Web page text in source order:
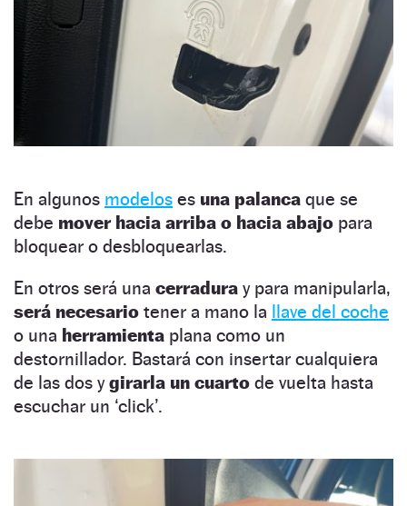
En algunos modelos es una palanca que se
debe mover hacia arriba o hacia abajo para
bloquear o desbloquearlas.
En otros será una cerradura y para manipularla,
será necesario tener a mano la llave del coche
o una herramienta plana como un
destornillador. Bastará con insertar cualquiera
de las dos ygirarla un cuarto de vuelta hasta
escuchar un ‘click’.